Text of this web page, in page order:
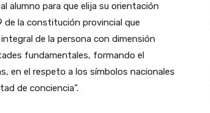
alumno para que elija su orientación
de la constitución provincial que
de la persona con dimensión
fundamentales, formando el
en el respeto a los símbolos nacionales
de conciencia”.